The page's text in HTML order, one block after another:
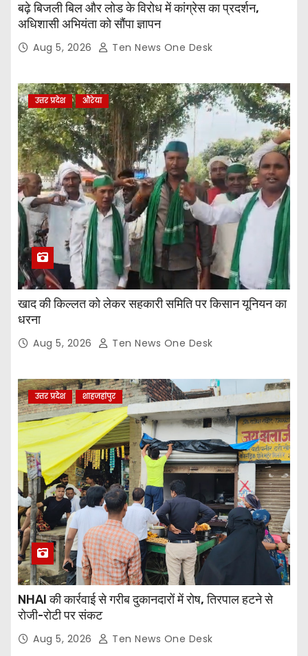
बढ़े बिजली बिल और लोड के विरोध में कांग्रेस का प्रदर्शन,
अधिशासी अभियंता को सौंपा ज्ञापन
Aug 5, 2026 Ten News One Desk
उत्तर प्रदेश औरेया
खाद की किल्लत को लेकर सहकारी समिति पर किसान यूनियन का
धरना
Aug 5, 2026 Ten News One Desk
उत्तर प्रदेश शाहजहांपुर
NHAI की कार्रवाई से गरीब दुकानदारों में रोष, तिरपाल हटने से
रोजी-रोटी पर संकट
Aug 5, 2026 Ten News One Desk